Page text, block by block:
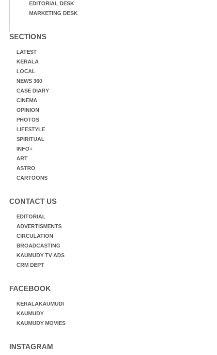
EDITORIAL DESK
MARKETING DESK
SECTIONS
LATEST
KERALA
LOCAL
NEWS 360
CASE DIARY
CINEMA
OPINION
PHOTOS
LIFESTYLE
SPIRITUAL
INFO+
ART
ASTRO
CARTOONS
CONTACT US
EDITORIAL
ADVERTISMENTS
CIRCULATION
BROADCASTING
KAUMUDY TV ADS
CRM DEPT
FACEBOOK
KERALAKAUMUDI
KAUMUDY
KAUMUDY MOVIES
INSTAGRAM